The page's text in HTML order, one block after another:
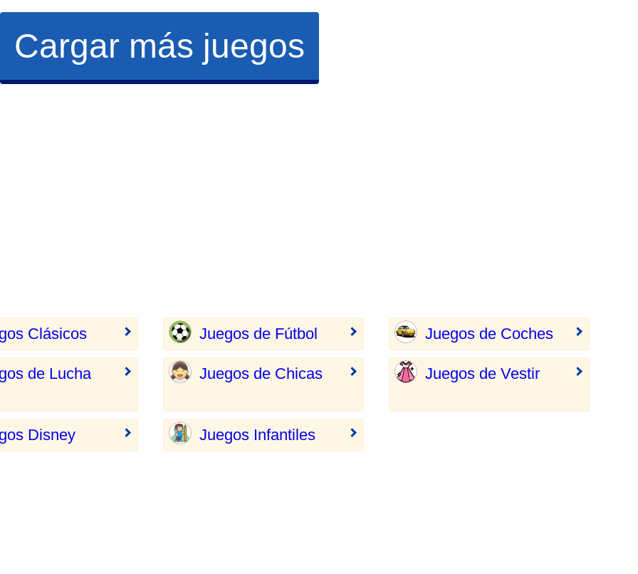
Cargar más juegos
Clásicos Juegos de Fútbol Juegos de Coches
de Lucha Juegos de Chicas Juegos de Vestir
Disney Juegos Infantiles